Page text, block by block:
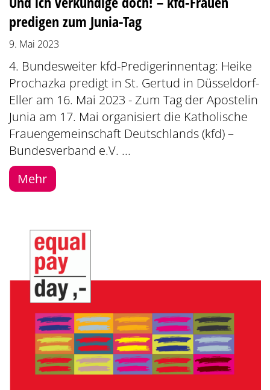
predigen zum Junia-Tag
9. Mai 2023
4. Bundesweiter kfd-Predigerinnentag: Heike
Prochazka predigt in St. Gertud in Düsseldorf-
Eller am 16. Mai 2023 - Zum Tag der Apostelin
Junia am 17. Mai organisiert die Katholische
Frauengemeinschaft Deutschlands (kfd) –
Bundesverband e.V. ...
Mehr